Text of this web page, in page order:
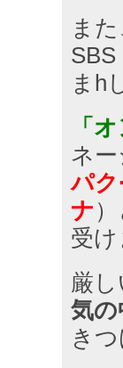
ま
SBS
まh
「
ネ
パク
ナ
受け
厳
気
きつ